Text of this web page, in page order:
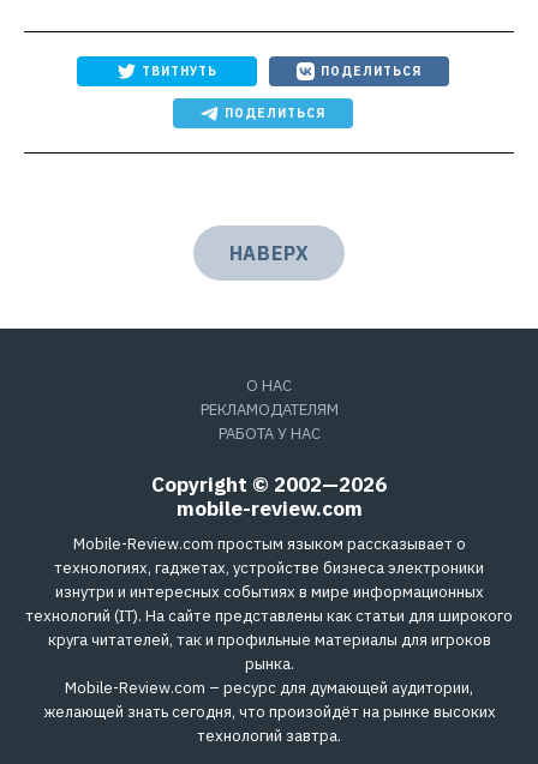
ТВИТНУТЬ ПОДЕЛИТЬСЯ
ПОДЕЛИТЬСЯ
НАВЕРХ
О НАС
РЕКЛАМОДАТЕЛЯМ
РАБОТА У НАС
Copyright © 2002—2026
mobile-review.com
Mobile-Review.com простым языком рассказывает о
технологиях, гаджетах, устройстве бизнеса электроники
изнутри и интересных событиях в мире информационных
технологий (IT). На сайте представлены как статьи для широкого
круга читателей, так и профильные материалы для игроков
рынка.
Mobile-Review.com – ресурс для думающей аудитории,
желающей знать сегодня, что произойдёт на рынке высоких
технологий завтра.